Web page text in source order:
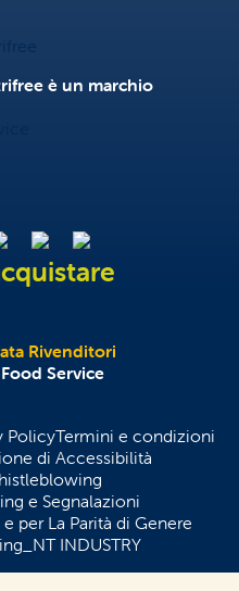
è un marchio
Rivenditori
Service
PolicyTermini e condizioni
di Accessibilità
e Segnalazioni
per La Parità di Genere
INDUSTRY